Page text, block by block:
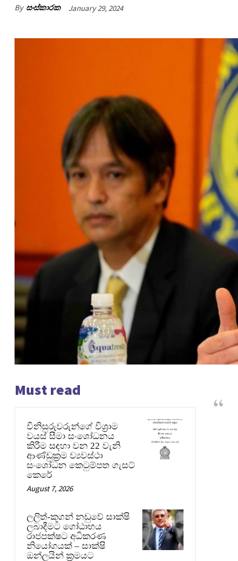
By සංස්කාරක January 29, 2024
Must read
විනිසුරුවරුන්ගේ විශ්‍රාම
වයස් සීමා සංශෝධනය
කිරීම සඳහා වන 22 වැනි
ආණ්ඩුක්‍රම ව්‍යවස්ථා
සංශෝධන කෙටුම්පත ගැසට්
කෙරේ
August 7, 2026
ලලිත්-කූගන් නඩුවේ සාක්ෂි
ලබාදීමට ගෝඨාභය
රාජපක්ෂට අධිකරණ
නියෝගයක් – සාක්ෂි
ඔන්ලයින් ක්‍රමයට